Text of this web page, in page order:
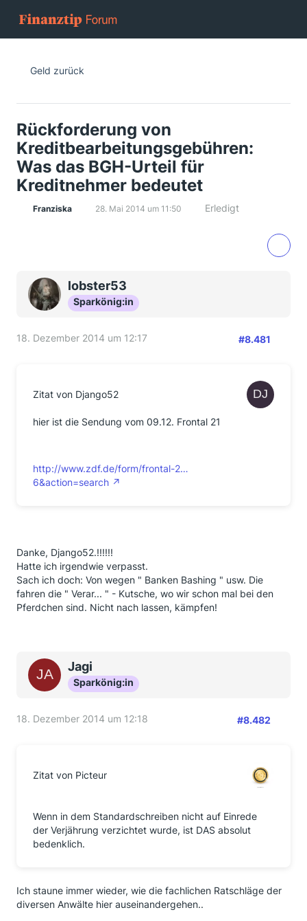
Geld zurück
Rückforderung von
Kreditbearbeitungsgebühren:
Was das BGH-Urteil für
Kreditnehmer bedeutet
Franziska 28. Mai 2014 um 11:50 Erledigt
lobster53
Sparkönig:in
18. Dezember 2014 um 12:17 #8.481
Zitat von Django52
hier ist die Sendung vom 09.12. Frontal 21
http://www.zdf.de/form/frontal-2…
6&action=search
Danke, Django52.!!!!!!
Hatte ich irgendwie verpasst.
Sach ich doch: Von wegen " Banken Bashing " usw. Die
fahren die " Verar... " - Kutsche, wo wir schon mal bei den
Pferdchen sind. Nicht nach lassen, kämpfen!
Jagi
Sparkönig:in
18. Dezember 2014 um 12:18 #8.482
Zitat von Picteur
Wenn in dem Standardschreiben nicht auf Einrede
der Verjährung verzichtet wurde, ist DAS absolut
bedenklich.
Ich staune immer wieder, wie die fachlichen Ratschläge der
diversen Anwälte hier auseinandergehen..